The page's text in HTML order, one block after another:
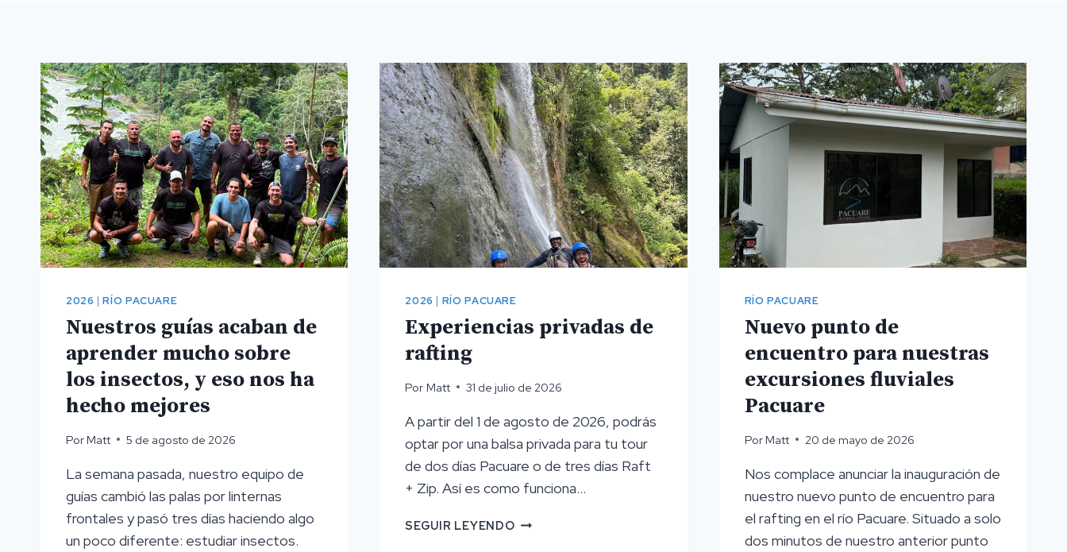
2026 |RÍO PACUARE
Nuestros guías acaban de
aprender mucho sobre
los insectos, y eso nos ha
hecho mejores
Por Matt 5 de agosto de 2026
La semana pasada, nuestro equipo de
guías cambió las palas por linternas
frontales y pasó tres días haciendo algo
un poco diferente: estudiar insectos.
2026 | RÍO PACUARE
Experiencias privadas de
rafting
Por Matt 31 de julio de 2026
A partir del 1 de agosto de 2026, podrás
optar por una balsa privada para tu tour
de dos días Pacuare o de tres días Raft
+ Zip. Así es como funciona…
SEGUIR LEYENDOEXPERIENCIAS
RÍO PACUARE
Nuevo punto de
encuentro para nuestras
excursiones fluviales
Pacuare
Por Matt 20 de mayo de 2026
Nos complace anunciar la inauguración de
nuestro nuevo punto de encuentro para
el rafting en el río Pacuare. Situado a solo
dos minutos de nuestro anterior punto